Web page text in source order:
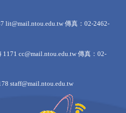
lit@mail.ntou.edu.tw 傳真：02-2462-
1171 cc@mail.ntou.edu.tw 傳真：02-
staff@mail.ntou.edu.tw